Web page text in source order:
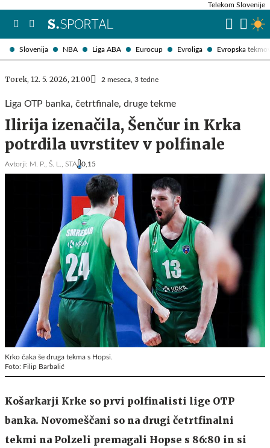
Slovenija NBA Liga ABA Eurocup Evroliga Evropska
Telekom Slovenije
Torek, 12. 5. 2026, 21.00 2 meseca, 3 tedne
Liga OTP banka, četrtfinale, druge tekme
Ilirija izenačila, Šenčur in Krka
potrdila uvrstitev v polfinale
Avtorji: M. P., Š. L., STA 0,15
Krko čaka še druga tekma s Hopsi.
Foto: Filip Barbalić
Košarkarji Krke so prvi polfinalisti lige OTP
banka. Novomeščani so na drugi četrtfinalni
tekmi na Polzeli premagali Hopse s 86:80 in si